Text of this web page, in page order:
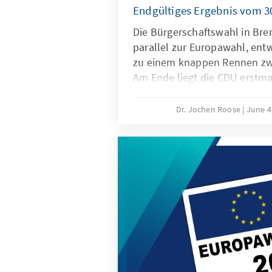
Endgültiges Ergebnis vom
Die Bürgerschaftswahl in
parallel zur Europawahl,
zu einem knappen Rennen
Am Ende liegt die CDU
Kompetenzzurechnungen für
hohe Wahlbeteiligung haben
Wahlergebnis beigetragen.
betrachtet das Wahlergebnis
Veränderungen des
Dr. Jochen Roose June